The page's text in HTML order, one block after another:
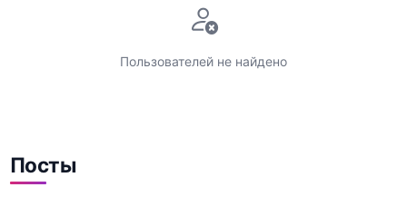
Пользователей не найдено
Посты